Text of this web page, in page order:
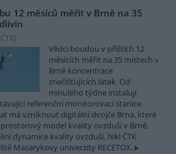
12 měsíců měřit v Brně na 35
ČTK)
Vědci boudou v příštích 12
měsících měřit na 35 místech v
Brně koncentrace
znečišťujících látek. Od
minulého týdne instalují
referenční monitorovací stanice.
má vzniknout digitální dvojče Brna, které
model kvality ovzduší v Brně.
dynamice kvality ovzduší, řekl ČTK
Masarykovy univerzity RECETOX.